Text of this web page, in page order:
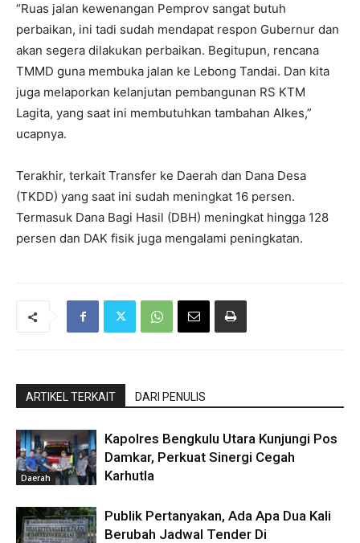
“Ruas jalan kewenangan Pemprov sangat butuh
perbaikan, ini tadi sudah mendapat respon Gubernur dan
akan segera dilakukan perbaikan. Begitupun, rencana
TMMD guna membuka jalan ke Lebong Tandai. Dan kita
juga melaporkan kelanjutan pembangunan RS KTM
Lagita, yang saat ini membutuhkan tambahan Alkes,”
ucapnya.
Terakhir, terkait Transfer ke Daerah dan Dana Desa
(TKDD) yang saat ini sudah meningkat 16 persen.
Termasuk Dana Bagi Hasil (DBH) meningkat hingga 128
persen dan DAK fisik juga mengalami peningkatan.
ARTIKEL TERKAIT DARI PENULIS
Daerah
Kapolres Bengkulu Utara Kunjungi Pos
Damkar, Perkuat Sinergi Cegah
Karhutla
Publik Pertanyakan, Ada Apa Dua Kali
Berubah Jadwal Tender Di